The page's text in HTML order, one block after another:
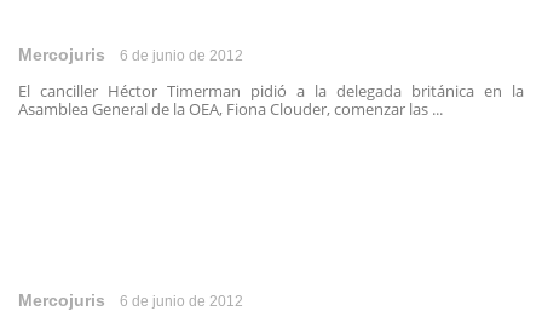
Mercojuris 6 de junio de 2012
El canciller Héctor Timerman pidió a la delegada británica en la
Asamblea General de la OEA, Fiona Clouder, comenzar las ...
Mercojuris 6 de junio de 2012